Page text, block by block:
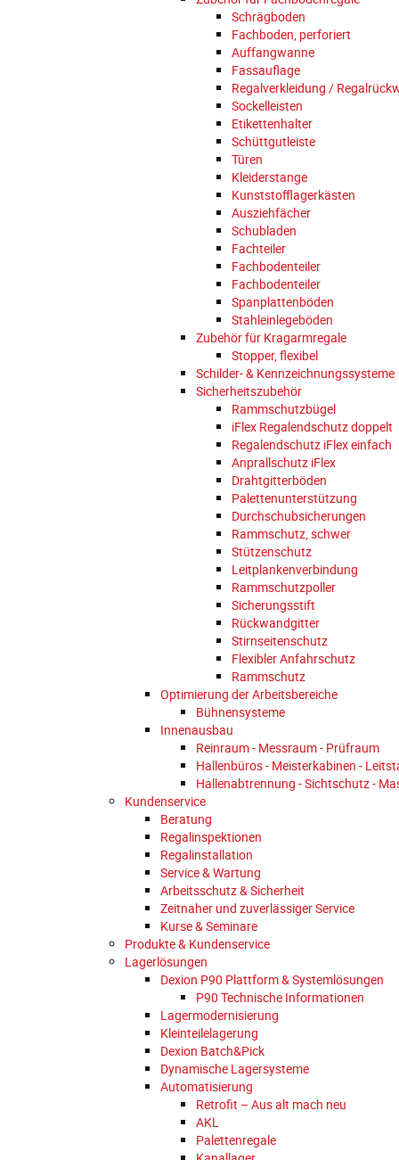
Schrägboden
Fachboden, perforiert
Auffangwanne
Fassauflage
Regalverkleidung /
Sockelleisten
Etikettenhalter
Schüttgutleiste
Türen
Kleiderstange
Kunststofflagerkästen
Ausziehfächer
Schubladen
Fachteiler
Fachbodenteiler
Fachbodenteiler
Spanplattenböden
Stahleinlegeböden
Zubehör für Kragarmregale
Stopper, flexibel
Schilder- & Kennzeichnungssysteme
Sicherheitszubehör
Rammschutzbügel
iFlex Regalendschutz doppelt
Regalendschutz iFlex einfach
Anprallschutz iFlex
Drahtgitterböden
Palettenunterstützung
Durchschubsicherungen
Rammschutz, schwer
Stützenschutz
Leitplankenverbindung
Rammschutzpoller
Sicherungsstift
Rückwandgitter
Stirnseitenschutz
Flexibler Anfahrschutz
Rammschutz
Optimierung der Arbeitsbereiche
Bühnensysteme
Innenausbau
Reinraum - Messraum - Prüfraum
Hallenbüros - Meisterkabinen -
Hallenabtrennung - Sichtschutz -
Kundenservice
Beratung
Regalinspektionen
Regalinstallation
Service & Wartung
Arbeitsschutz & Sicherheit
Zeitnaher und zuverlässiger Service
Kurse & Seminare
Produkte & Kundenservice
Lagerlösungen
Dexion P90 Plattform & Systemlösungen
P90 Technische Informationen
Lagermodernisierung
Kleinteilelagerung
Dexion Batch&Pick
Dynamische Lagersysteme
Automatisierung
Retrofit – Aus alt mach neu
AKL
Palettenregale